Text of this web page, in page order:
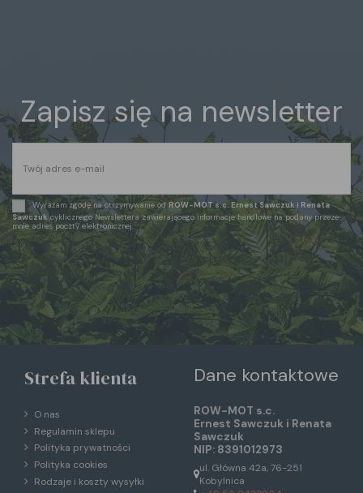
Zapisz się na newsletter
Wyrażam zgodę na otrzymywanie od ROW-MOT s.c. Ernest Sawczuk i Renata
Sawczukcyklicznego Newslettera zawierającego informacje handlowe na podany przeze
mnie adres poczty elektronicznej.
Strefa klienta
O nas
Regulamin sklepu
Polityka prywatności
Polityka cookies
Rodzaje i koszty wysyłki
Dane kontaktowe
ROW-MOT s.c.
Ernest Sawczuk i Renata
Sawczuk
NIP: 8391012973
ul. Główna 42a, 76-251
Kobylnica